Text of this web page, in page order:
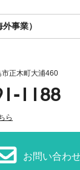
事業）
正木町大浦460
1188
ら
お問い合わ